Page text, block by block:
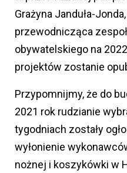
Grażyna Janduła-
przewodnicząca
obywatelskiego na
projektów zostanie
Przypomnijmy, że do
2021 rok rudzianie
tygodniach zostały
wyłonienie
nożnej i koszykówki w